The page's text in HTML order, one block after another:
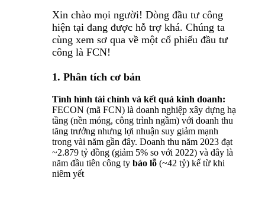
Xin chào mọi người! Dòng đầu tư công
hiện tại đang được hỗ trợ khá. Chúng ta
cùng xem sơ qua về một cổ phiếu đầu tư
công là FCN!
1. Phân tích cơ bản
Tình hình tài chính và kết quả kinh doanh:
FECON (mã FCN) là doanh nghiệp xây dựng hạ
tầng (nền móng, công trình ngầm) với doanh thu
tăng trưởng nhưng lợi nhuận suy giảm mạnh
trong vài năm gần đây. Doanh thu năm 2023 đạt
~2.879 tỷ đồng (giảm 5% so với 2022) và đây là
năm đầu tiên công ty báo lỗ (~42 tỷ) kể từ khi
niêm yết